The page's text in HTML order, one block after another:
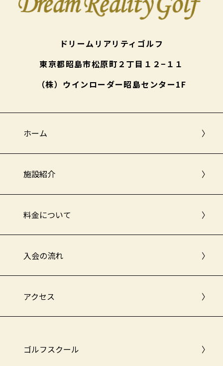
ドリームリアリティゴルフ
東京都昭島市松原町２丁目１２−１１
（株）ウインローダー昭島センター1F
ホーム 〉
施設紹介 〉
料金について 〉
入会の流れ 〉
アクセス 〉
ゴルフスクール 〉